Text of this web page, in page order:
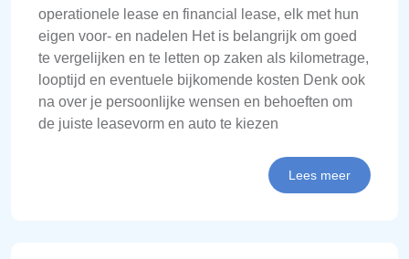
operationele lease en financial lease, elk met hun
eigen voor- en nadelen Het is belangrijk om goed
te vergelijken en te letten op zaken als kilometrage,
looptijd en eventuele bijkomende kosten Denk ook
na over je persoonlijke wensen en behoeften om
de juiste leasevorm en auto te kiezen
Lees meer